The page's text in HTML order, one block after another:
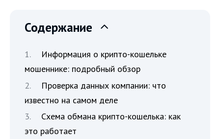
Содержание
Информация о крипто-кошельке
мошеннике: подробный обзор
Проверка данных компании: что
известно на самом деле
Схема обмана крипто-кошелька: как
это работает